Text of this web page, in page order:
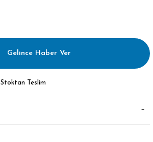
Gelince Haber Ver
Stoktan Teslim